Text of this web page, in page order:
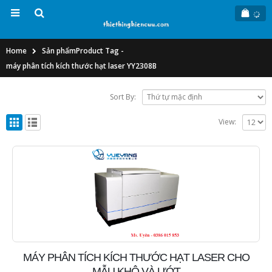
Home Sản phẩmProduct Tag -
máy phân tích kích thước hạt laser YY2308B
Sort By:
View:
MÁY PHÂN TÍCH KÍCH THƯỚC HẠT LASER CHO